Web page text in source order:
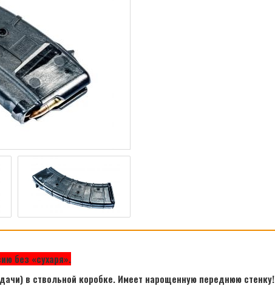
без «сухаря».
в ствольной коробке. Имеет нарощенную переднюю стенку!